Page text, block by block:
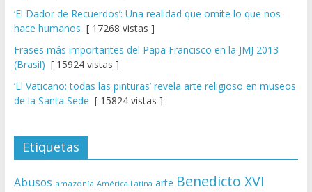
‘El Dador de Recuerdos’: Una realidad que omite lo que nos
hace humanos [ 17268 vistas ]
Frases más importantes del Papa Francisco en la JMJ 2013
(Brasil) [ 15924 vistas ]
‘El Vaticano: todas las pinturas’ revela arte religioso en museos
de la Santa Sede [ 15824 vistas ]
Etiquetas
Abusos amazonía América Latina arte Benedicto XVI